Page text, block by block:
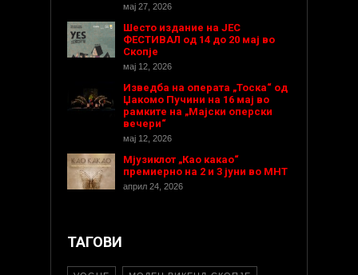
мај 27, 2026
Шесто издание на ЈЕС
ФЕСТИВАЛ од 14 до 20 мај во
Скопје
мај 12, 2026
Изведба на операта „Тоска“ од
Џакомо Пучини на 16 мај во
рамките на „Мајски оперски
вечери“
мај 12, 2026
Мјузиклот „Као какао“
премиерно на 2 и 3 јуни во МНТ
април 24, 2026
ТАГОВИ